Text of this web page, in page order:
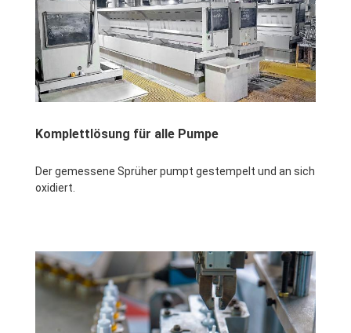
Komplettlösung für alle Pumpe
Der gemessene Sprüher pumpt gestempelt und an sich
oxidiert.